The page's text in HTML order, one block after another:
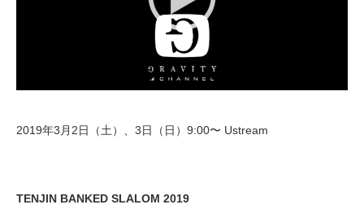
2019年3月2日（土）、3日（日）9:00〜 Ustream
TENJIN BANKED SLALOM 2019